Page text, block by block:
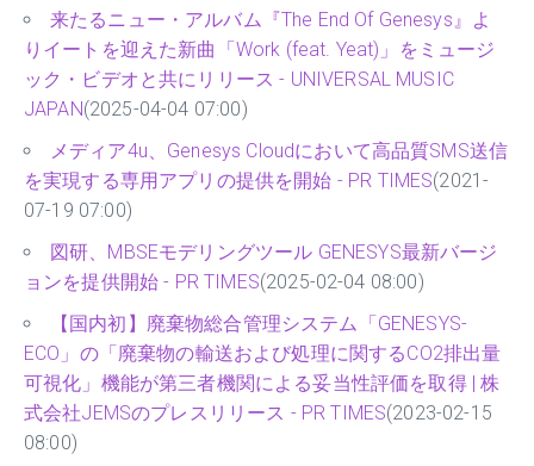
来たるニュー・アルバム『The End Of Genesys』よ
りイートを迎えた新曲「Work (feat. Yeat)」をミュージ
ック・ビデオと共にリリース - UNIVERSAL MUSIC
JAPAN(2025-04-04 07:00)
メディア4u、Genesys Cloudにおいて高品質SMS送信
を実現する専用アプリの提供を開始 - PR TIMES(2021-
07-19 07:00)
図研、MBSEモデリングツール GENESYS最新バージ
ョンを提供開始 - PR TIMES(2025-02-04 08:00)
【国内初】廃棄物総合管理システム「GENESYS-
ECO」の「廃棄物の輸送および処理に関するCO2排出量
可視化」機能が第三者機関による妥当性評価を取得 | 株
式会社JEMSのプレスリリース - PR TIMES(2023-02-15
08:00)